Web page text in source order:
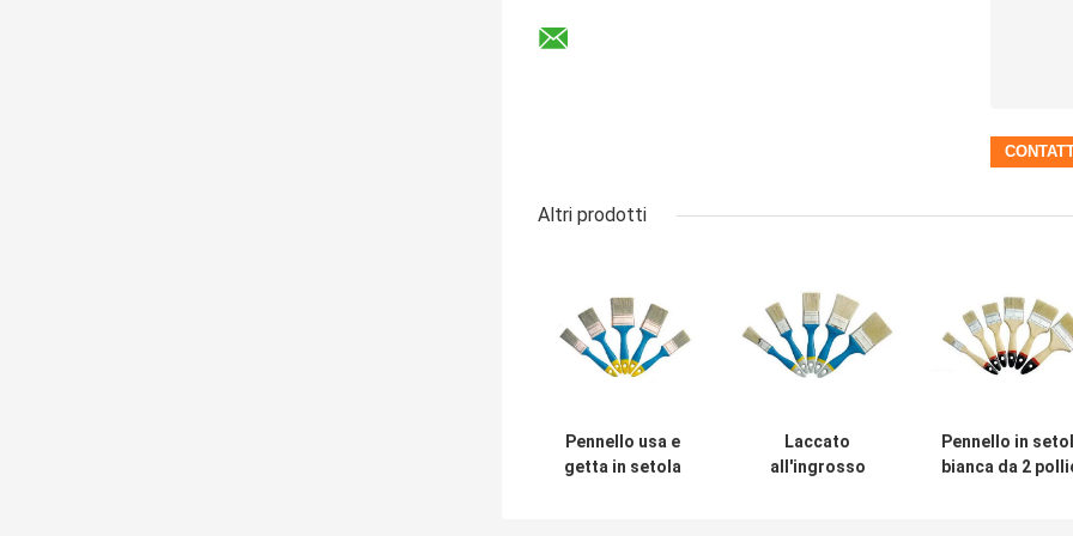
Altri prodotti
Pennello usa e
getta in setola
Laccato
all'ingrosso
Pennello in
bianca da 2